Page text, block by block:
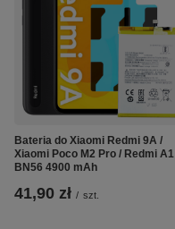
Bateria do Xiaomi Redmi 9A /
Xiaomi Poco M2 Pro / Redmi A1
BN56 4900 mAh
41,90 zł / szt.